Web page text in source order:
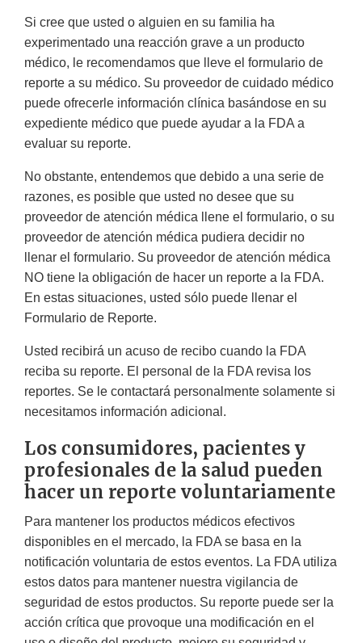
Si cree que usted o alguien en su familia ha
experimentado una reacción grave a un producto
médico, le recomendamos que lleve el formulario de
reporte a su médico. Su proveedor de cuidado médico
puede ofrecerle información clínica basándose en su
expediente médico que puede ayudar a la FDA a
evaluar su reporte.
No obstante, entendemos que debido a una serie de
razones, es posible que usted no desee que su
proveedor de atención médica llene el formulario, o su
proveedor de atención médica pudiera decidir no
llenar el formulario. Su proveedor de atención médica
NO tiene la obligación de hacer un reporte a la FDA.
En estas situaciones, usted sólo puede llenar el
Formulario de Reporte.
Usted recibirá un acuso de recibo cuando la FDA
reciba su reporte. El personal de la FDA revisa los
reportes. Se le contactará personalmente solamente si
necesitamos información adicional.
Los consumidores, pacientes y
profesionales de la salud pueden
hacer un reporte voluntariamente
Para mantener los productos médicos efectivos
disponibles en el mercado, la FDA se basa en la
notificación voluntaria de estos eventos. La FDA utiliza
estos datos para mantener nuestra vigilancia de
seguridad de estos productos. Su reporte puede ser la
acción crítica que provoque una modificación en el